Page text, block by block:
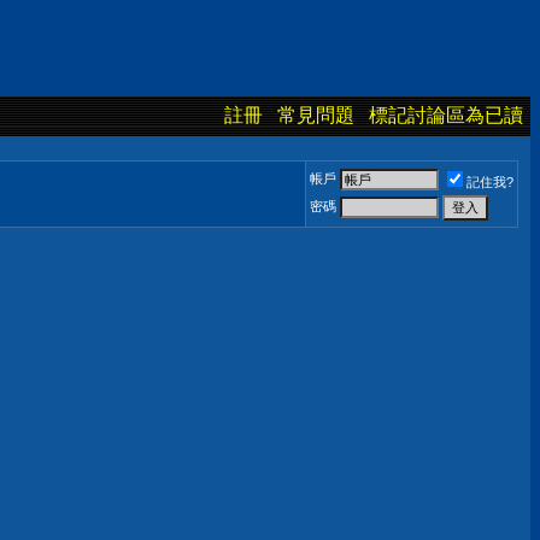
註冊 常見問題 標記討論區為已讀
帳戶
記住我?
密碼